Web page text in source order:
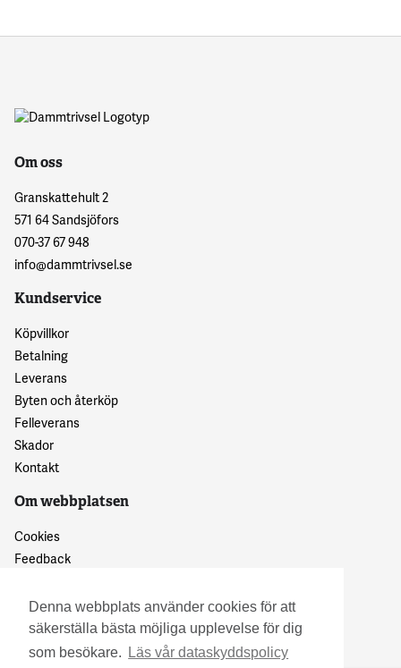
Denna webbplats använder cookies för att
säkerställa bästa möjliga upplevelse för dig
som besökare.
Läs vår dataskyddspolicy
Om oss
Granskattehult 2
571 64 Sandsjöfors
070-37 67 948
info@dammtrivsel.se
Kundservice
Köpvillkor
Betalning
Leverans
Byten och återköp
Felleverans
Skador
Kontakt
Om webbplatsen
Cookies
Feedback